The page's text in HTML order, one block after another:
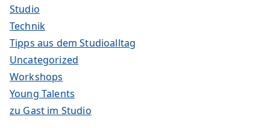
Studio
Technik
Tipps aus dem Studioalltag
Uncategorized
Workshops
Young Talents
zu Gast im Studio